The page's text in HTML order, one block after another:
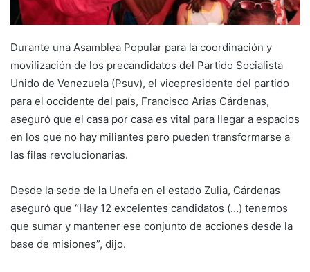
Durante una Asamblea Popular para la coordinación y
movilización de los precandidatos del Partido Socialista
Unido de Venezuela (Psuv), el vicepresidente del partido
para el occidente del país, Francisco Arias Cárdenas,
aseguró que el casa por casa es vital para llegar a espacios
en los que no hay miliantes pero pueden transformarse a
las filas revolucionarias.
Desde la sede de la Unefa en el estado Zulia, Cárdenas
aseguró que “Hay 12 excelentes candidatos (…) tenemos
que sumar y mantener ese conjunto de acciones desde la
base de misiones”, dijo.